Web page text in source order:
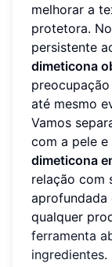
melhorar a
protetora.
persistente
dimeticona
até mesmo
Vamos
com a pele
dimeticona
relação com
qualquer
ferramenta
ingredientes.